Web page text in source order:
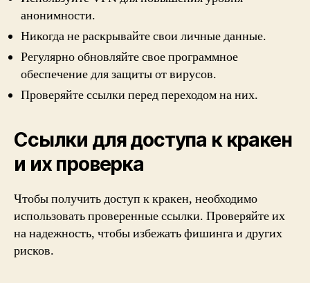
анонимности.
Никогда не раскрывайте свои личные данные.
Регулярно обновляйте свое программное
обеспечение для защиты от вирусов.
Проверяйте ссылки перед переходом на них.
Ссылки для доступа к кракен
и их проверка
Чтобы получить доступ к кракен, необходимо
использовать проверенные ссылки. Проверяйте их
на надежность, чтобы избежать фишинга и других
рисков.